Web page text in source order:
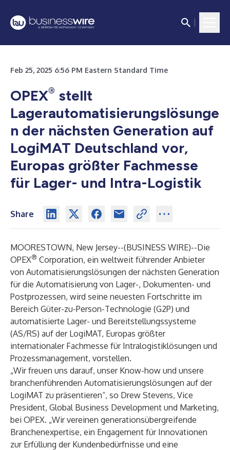
Feb 25, 2025 6:56 PM Eastern Standard Time
OPEX® stellt
Lagerautomatisierungslösunge
n der nächsten Generation auf
LogiMAT Deutschland vor,
Europas größter Fachmesse
für Lager- und Intra-Logistik
Share
MOORESTOWN, New Jersey--(BUSINESS WIRE)--Die
OPEX® Corporation, ein weltweit führender Anbieter
von Automatisierungslösungen der nächsten Generation
für die Automatisierung von Lager-, Dokumenten- und
Postprozessen, wird seine neuesten Fortschritte im
Bereich Güter-zu-Person-Technologie (G2P) und
automatisierte Lager- und Bereitstellungssysteme
(AS/RS) auf der LogiMAT, Europas größter
internationaler Fachmesse für Intralogistiklösungen und
Prozessmanagement, vorstellen.
„Wir freuen uns darauf, unser Know-how und unsere
branchenführenden Automatisierungslösungen auf der
LogiMAT zu präsentieren“, so Drew Stevens, Vice
President, Global Business Development und Marketing,
bei OPEX. „Wir vereinen generationsübergreifende
Branchenexpertise, ein Engagement für Innovationen
zur Erfüllung der Kundenbedürfnisse und eine